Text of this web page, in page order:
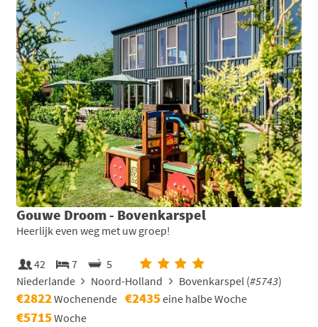
Gouwe Droom - Bovenkarspel
Heerlijk even weg met uw groep!
42 7
5
Niederlande
Noord-Holland Bovenkarspel (#5743)
€2822Wochenende €2435eine halbe Woche
€5715Woche